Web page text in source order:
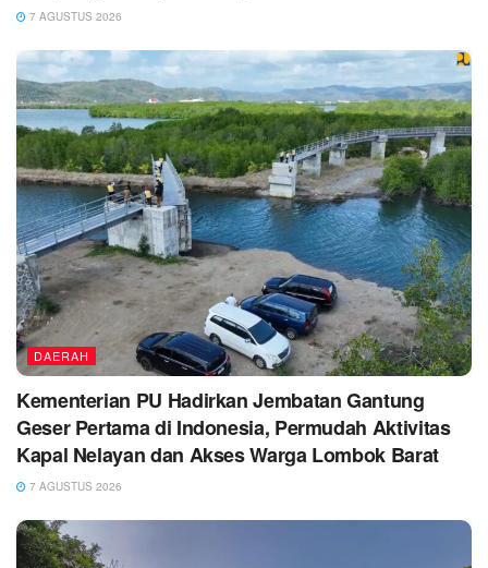
7 AGUSTUS 2026
DAERAH
Kementerian PU Hadirkan Jembatan Gantung
Geser Pertama di Indonesia, Permudah Aktivitas
Kapal Nelayan dan Akses Warga Lombok Barat
7 AGUSTUS 2026